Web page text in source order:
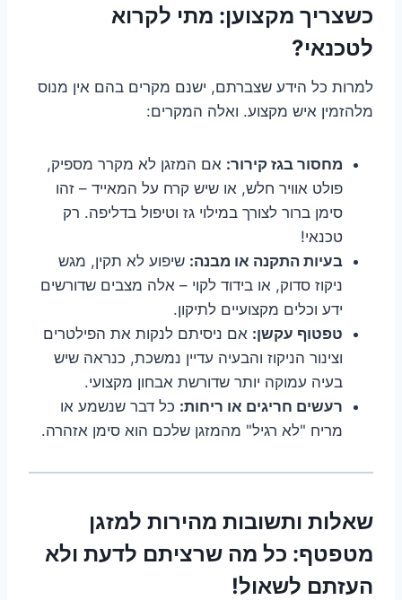
כשצריך מקצוען: מתי לקרוא
לטכנאי?
למרות כל הידע שצברתם, ישנם מקרים בהם אין מנוס
מלהזמין איש מקצוע. ואלה המקרים:
מחסור בגז קירור: אם המזגן לא מקרר מספיק,
פולט אוויר חלש, או שיש קרח על המאייד – זהו
סימן ברור לצורך במילוי גז וטיפול בדליפה. רק
טכנאי!
בעיות התקנה או מבנה: שיפוע לא תקין, מגש
ניקוז סדוק, או בידוד לקוי – אלה מצבים שדורשים
ידע וכלים מקצועיים לתיקון.
טפטוף עקשן: אם ניסיתם לנקות את הפילטרים
וצינור הניקוז והבעיה עדיין נמשכת, כנראה שיש
בעיה עמוקה יותר שדורשת אבחון מקצועי.
רעשים חריגים או ריחות: כל דבר שנשמע או
מריח "לא רגיל" מהמזגן שלכם הוא סימן אזהרה.
שאלות ותשובות מהירות למזגן
מטפטף: כל מה שרציתם לדעת ולא
העזתם לשאול!